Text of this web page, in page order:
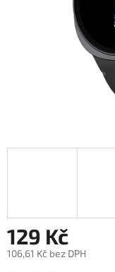
129 Kč
106,61 Kč bez DPH